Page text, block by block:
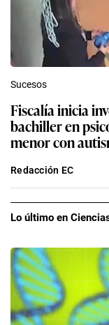
Sucesos
Fiscalía inicia
bachiller en
menor con
Redacción EC
Lo último en